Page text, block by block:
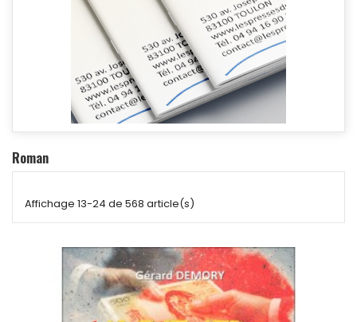
Roman
Affichage 13-24 de 568 article(s)